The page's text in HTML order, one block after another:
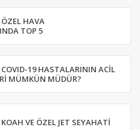
HAVA
TOP 5
19 HASTALARININ ACIL
MÜMKÜN MÜDÜR?
VE ÖZEL JET SEYAHATI